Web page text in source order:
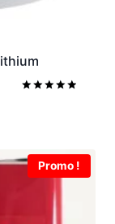
Promo !